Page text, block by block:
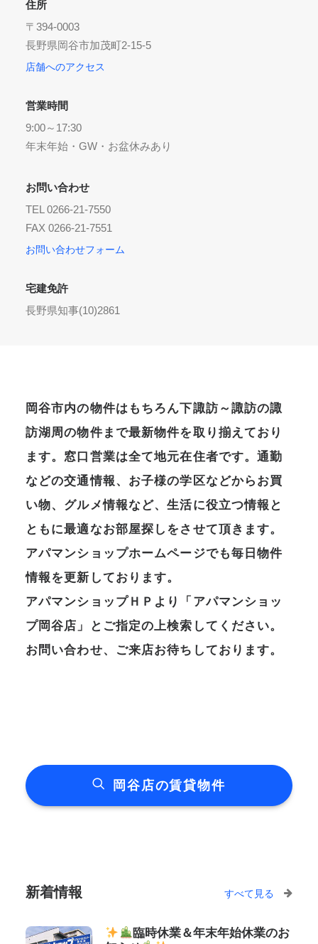
住所
〒394-0003
長野県岡谷市加茂町2-15-5
店舗へのアクセス
営業時間
9:00～17:30
年末年始・GW・お盆休みあり
お問い合わせ
TEL 0266-21-7550
FAX 0266-21-7551
お問い合わせフォーム
宅建免許
長野県知事(10)2861
岡谷市内の物件はもちろん下諏訪～諏訪の諏
訪湖周の物件まで最新物件を取り揃えており
ます。窓口営業は全て地元在住者です。通勤
などの交通情報、お子様の学区などからお買
い物、グルメ情報など、生活に役立つ情報と
ともに最適なお部屋探しをさせて頂きます。
アパマンショップホームページでも毎日物件
情報を更新しております。
アパマンショップＨＰより「アパマンショッ
プ岡谷店」とご指定の上検索してください。
お問い合わせ、ご来店お待ちしております。
岡谷店の賃貸物件
新着情報 すべて見る
臨時休業＆年末年始休業のお